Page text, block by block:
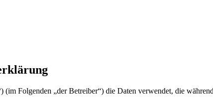
Folgenden „der Betreiber“) die Daten verwendet, die